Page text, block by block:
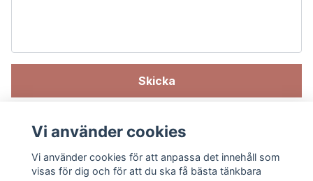
Skicka
Vi använder cookies
Vi använder cookies för att anpassa det innehåll som
visas för dig och för att du ska få bästa tänkbara